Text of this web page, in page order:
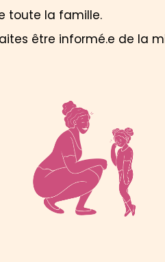
toute la famille.
être informé.e de la